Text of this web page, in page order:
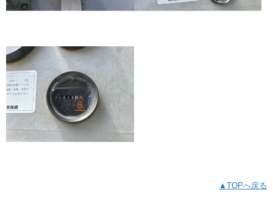
▲TOPへ戻る